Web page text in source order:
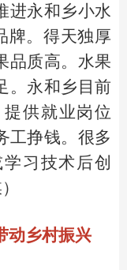
进永和乡小水
牌。得天独厚
品质高。水果
。永和乡目前
供就业岗位
工挣钱。很多
习技术后创
动乡村振兴